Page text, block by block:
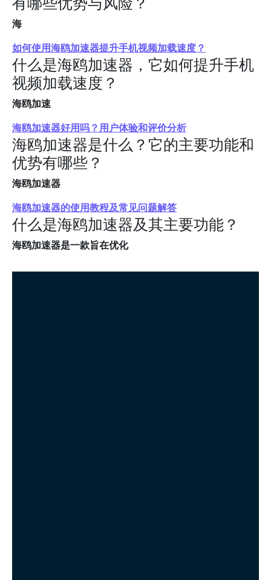
海
如何使用海鸥加速器提升手机视频加载速度？
什么是海鸥加速器，它如何提升手机
视频加载速度？
海鸥加速
海鸥加速器好用吗？用户体验和评价分析
海鸥加速器是什么？它的主要功能和
优势有哪些？
海鸥加速器
海鸥加速器的使用教程及常见问题解答
什么是海鸥加速器及其主要功能？
海鸥加速器是一款旨在优化